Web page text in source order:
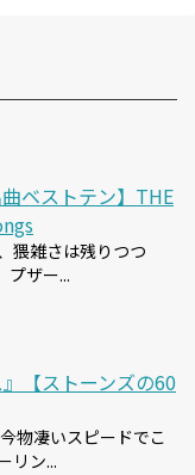
ベストテン】THE
猥雑さは残りつつ
プザー...
【ストーンズの60
物凄いスピードでこ
リン...